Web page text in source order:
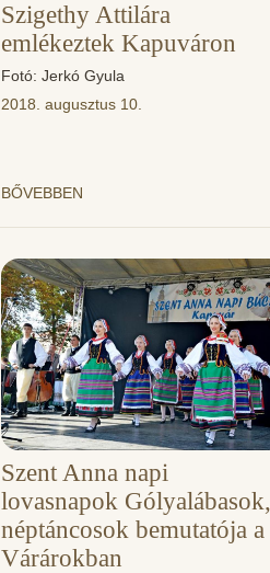
Szigethy Attilára
emlékeztek Kapuváron
Fotó: Jerkó Gyula
2018. augusztus 10.
BŐVEBBEN
Szent Anna napi
lovasnapok Gólyalábasok,
néptáncosok bemutatója a
Várárokban